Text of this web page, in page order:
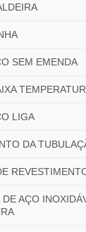
SEM EMENDA
LIGA
DA
AÇO